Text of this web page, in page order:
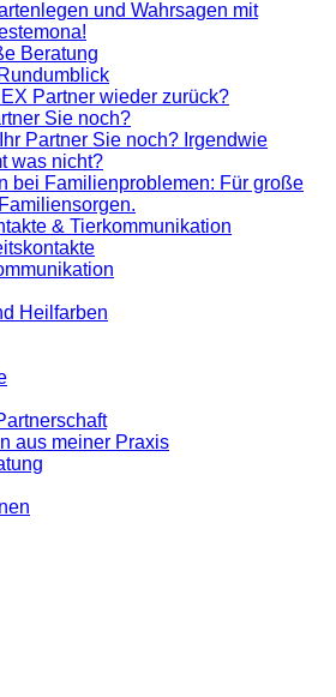
und Wahrsagen mit
Beratung
Partner wieder zurück?
Sie noch?
Partner Sie noch? Irgendwie
was nicht?
bei Familienproblemen: Für große
& Tierkommunikation
Heilfarben
aus meiner Praxis